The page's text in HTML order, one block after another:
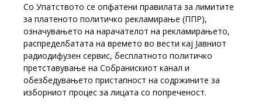
Со Упатството се опфатени правилата за лимитите
за платеното политичко рекламирање (ППР),
означувањето на нарачателот на рекламирањето,
распределбатата на времето во вести кај Јавниот
радиодифузен сервис, бесплатното политичко
претставување на Собранискиот канал и
обезбедувањето пристапност на содржините за
изборниот процес за лицата со попреченост.